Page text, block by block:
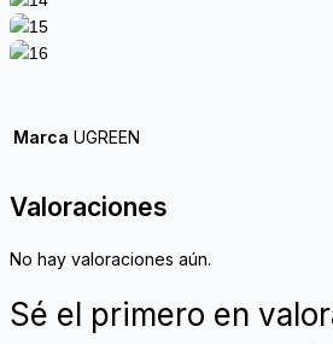
Marca UGREEN
Valoraciones
No hay valoraciones aún.
Sé el primero en